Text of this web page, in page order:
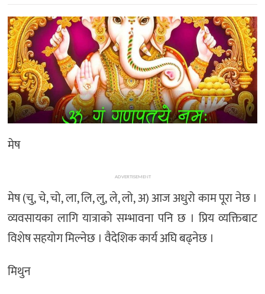
अन्तर्वार्ता/
विचार
अन्तर्राष्ट्रिय/
प्रवास
भिडियो
मेष
ADVERTISEMENT
मेष (चु, चे, चो, ला, लि, लु, ले, लो, अ) आज अधुरो काम पूरा नेछ ।
व्यवसायका लागि यात्राको सम्भावना पनि छ । प्रिय व्यक्तिबाट
विशेष सहयोग मिल्नेछ । वैदेशिक कार्य अघि बढ्नेछ ।
मिथुन